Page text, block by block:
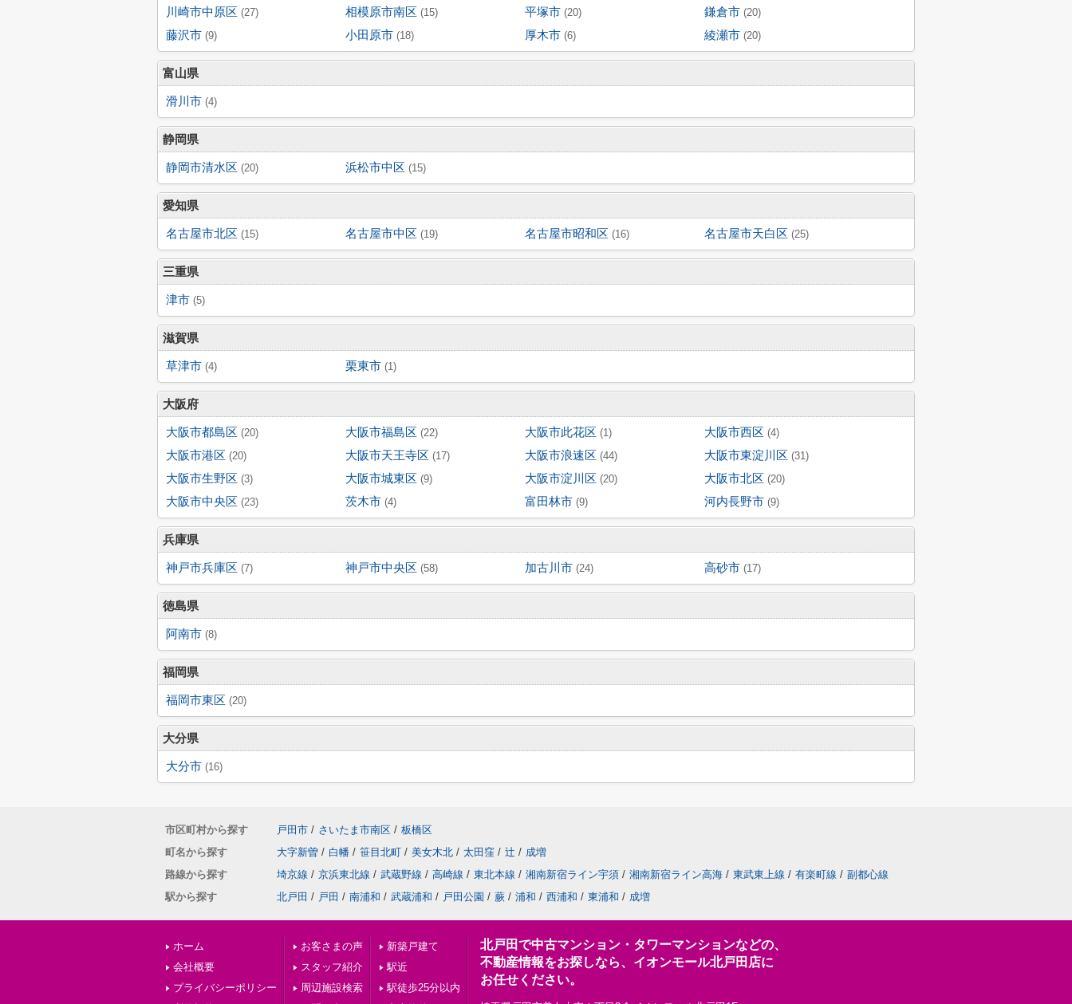
川崎市中原区 (27) 相模原市南区 (15) 平塚市 (20) 鎌倉市 (20)
藤沢市 (9) 小田原市 (18) 厚木市 (6) 綾瀬市 (20)
富山県
滑川市 (4)
静岡県
静岡市清水区 (20) 浜松市中区 (15)
愛知県
名古屋市北区 (15) 名古屋市中区 (19) 名古屋市昭和区 (16) 名古屋市天白区 (25)
三重県
津市 (5)
滋賀県
草津市 (4) 栗東市 (1)
大阪府
大阪市都島区 (20) 大阪市福島区 (22) 大阪市此花区 (1) 大阪市西区 (4)
大阪市港区 (20) 大阪市天王寺区 (17) 大阪市浪速区 (44) 大阪市東淀川区 (31)
大阪市生野区 (3) 大阪市城東区 (9) 大阪市淀川区 (20) 大阪市北区 (20)
大阪市中央区 (23) 茨木市 (4) 富田林市 (9) 河内長野市 (9)
兵庫県
神戸市兵庫区 (7) 神戸市中央区 (58) 加古川市 (24) 高砂市 (17)
徳島県
阿南市 (8)
福岡県
福岡市東区 (20)
大分県
大分市 (16)
市区町村から探す 戸田市 / さいたま市南区 / 板橋区
町名から探す
大字新曽 / 白幡 / 笹目北町 / 美女木北 / 太田窪 / 辻 / 成増
路線から探す
埼京線 / 京浜東北線 / 武蔵野線 / 高崎線 / 東北本線 / 湘南新宿ライン宇須 / 湘南新宿ライン高海 / 東武東上線 / 有楽町線 / 副都心線
駅から探す
北戸田 / 戸田 / 南浦和 / 武蔵浦和 / 戸田公園 / 蕨 / 浦和 / 西浦和 / 東浦和 / 成増
ホーム
会社概要
プライバシーポリシー
お客さまの声
スタッフ紹介
周辺施設検索
新築戸建て
駅近
駅徒歩25分以内
北戸田で中古マンション・タワーマンションなどの、
不動産情報をお探しなら、イオンモール北戸田店に
お任せください。